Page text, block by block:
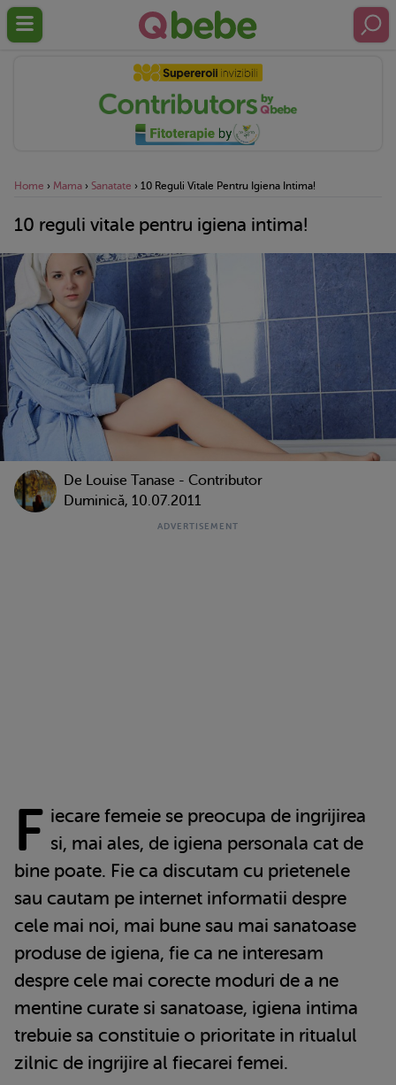
Home › Mama › Sanatate › 10 Reguli Vitale Pentru Igiena Intima!
10 reguli vitale pentru igiena intima!
De Louise Tanase - Contributor
Duminică, 10.07.2011
F iecare femeie se preocupa de ingrijirea
si, mai ales, de igiena personala cat de
bine poate. Fie ca discutam cu prietenele
sau cautam pe internet informatii despre
cele mai noi, mai bune sau mai sanatoase
produse de igiena, fie ca ne interesam
despre cele mai corecte moduri de a ne
mentine curate si sanatoase, igiena intima
trebuie sa constituie o prioritate in ritualul
zilnic de ingrijire al fiecarei femei.